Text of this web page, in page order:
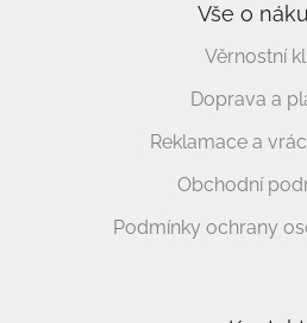
Vše o
Věrnostní
Doprava a
Reklamace a
Obchodní
Podmínky ochrany